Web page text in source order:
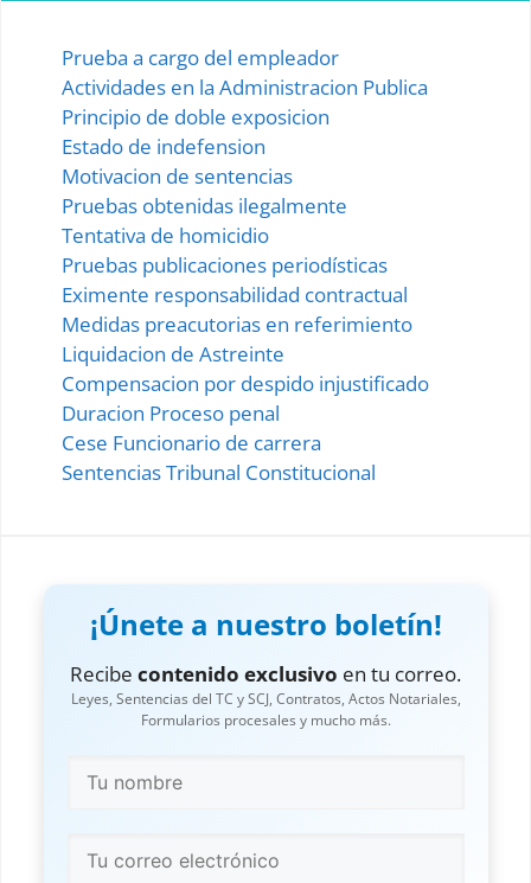
Prueba a cargo del empleador
Actividades en la Administracion Publica
Principio de doble exposicion
Estado de indefension
Motivacion de sentencias
Pruebas obtenidas ilegalmente
Tentativa de homicidio
Pruebas publicaciones periodísticas
Eximente responsabilidad contractual
Medidas preacutorias en referimiento
Liquidacion de Astreinte
Compensacion por despido injustificado
Duracion Proceso penal
Cese Funcionario de carrera
Sentencias Tribunal Constitucional
¡Únete a nuestro boletín!
Recibe contenido exclusivo en tu correo.
Leyes, Sentencias del TC y SCJ, Contratos, Actos Notariales,
Formularios procesales y mucho más.